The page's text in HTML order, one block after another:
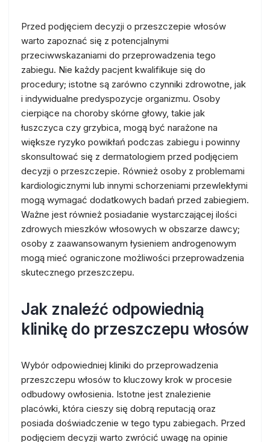
Przed podjęciem decyzji o przeszczepie włosów
warto zapoznać się z potencjalnymi
przeciwwskazaniami do przeprowadzenia tego
zabiegu. Nie każdy pacjent kwalifikuje się do
procedury; istotne są zarówno czynniki zdrowotne, jak
i indywidualne predyspozycje organizmu. Osoby
cierpiące na choroby skórne głowy, takie jak
łuszczyca czy grzybica, mogą być narażone na
większe ryzyko powikłań podczas zabiegu i powinny
skonsultować się z dermatologiem przed podjęciem
decyzji o przeszczepie. Również osoby z problemami
kardiologicznymi lub innymi schorzeniami przewlekłymi
mogą wymagać dodatkowych badań przed zabiegiem.
Ważne jest również posiadanie wystarczającej ilości
zdrowych mieszków włosowych w obszarze dawcy;
osoby z zaawansowanym łysieniem androgenowym
mogą mieć ograniczone możliwości przeprowadzenia
skutecznego przeszczepu.
Jak znaleźć odpowiednią
klinikę do przeszczepu włosów
Wybór odpowiedniej kliniki do przeprowadzenia
przeszczepu włosów to kluczowy krok w procesie
odbudowy owłosienia. Istotne jest znalezienie
placówki, która cieszy się dobrą reputacją oraz
posiada doświadczenie w tego typu zabiegach. Przed
podjęciem decyzji warto zwrócić uwagę na opinie